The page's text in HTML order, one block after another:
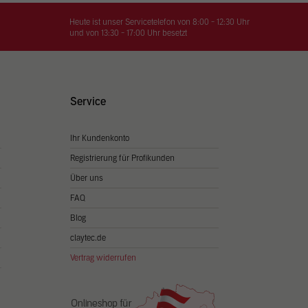
Heute ist unser Servicetelefon von 8:00 - 12:30 Uhr
und von 13:30 - 17:00 Uhr besetzt
Service
Ihr Kundenkonto
Registrierung für Profikunden
Über uns
FAQ
Blog
claytec.de
Vertrag widerrufen
Sie